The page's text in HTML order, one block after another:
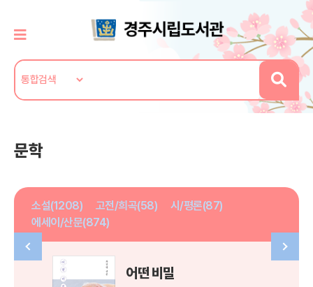
문학
소설(1208) 고전/희곡(58)
시/평론(87)
에세이/산문(874)
어떤 비밀